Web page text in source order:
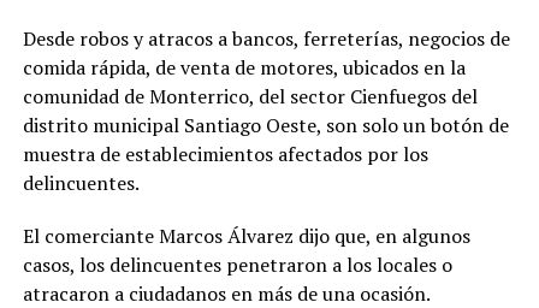
Desde robos y atracos a bancos, ferreterías, negocios de
comida rápida, de venta de motores, ubicados en la
comunidad de Monterrico, del sector Cienfuegos del
distrito municipal Santiago Oeste, son solo un botón de
muestra de establecimientos afectados por los
delincuentes.
El comerciante Marcos Álvarez dijo que, en algunos
casos, los delincuentes penetraron a los locales o
atracaron a ciudadanos en más de una ocasión.